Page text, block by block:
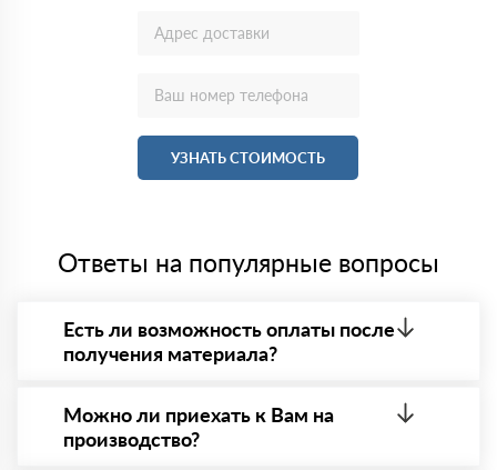
УЗНАТЬ СТОИМОСТЬ
Ответы на популярные вопросы
Есть ли возможность оплаты после
получения материала?
- оплата по факту получения товара. При этом,
если доставленный товар был ненадлежащего
качества, то Вы в праве от него отказаться.
Можно ли приехать к Вам на
производство?